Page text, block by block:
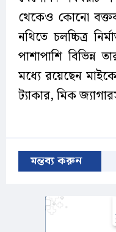
থেকেও কোনো
নথিতে চলচ্চিত্র
পাশাপাশি বিভিন্ন
মধ্যে রয়েছেন
ট্যাকার, মিক
মন্তব্য করুন